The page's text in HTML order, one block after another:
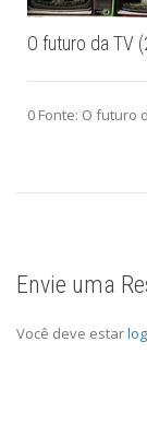
O futuro da TV
0 Fonte: O futuro
Envie uma
Você deve estar